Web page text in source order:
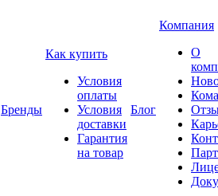
Бренды
Как купить
Условия
оплаты
Условия
доставки
Гарантия
на товар
Блог
Компания
О